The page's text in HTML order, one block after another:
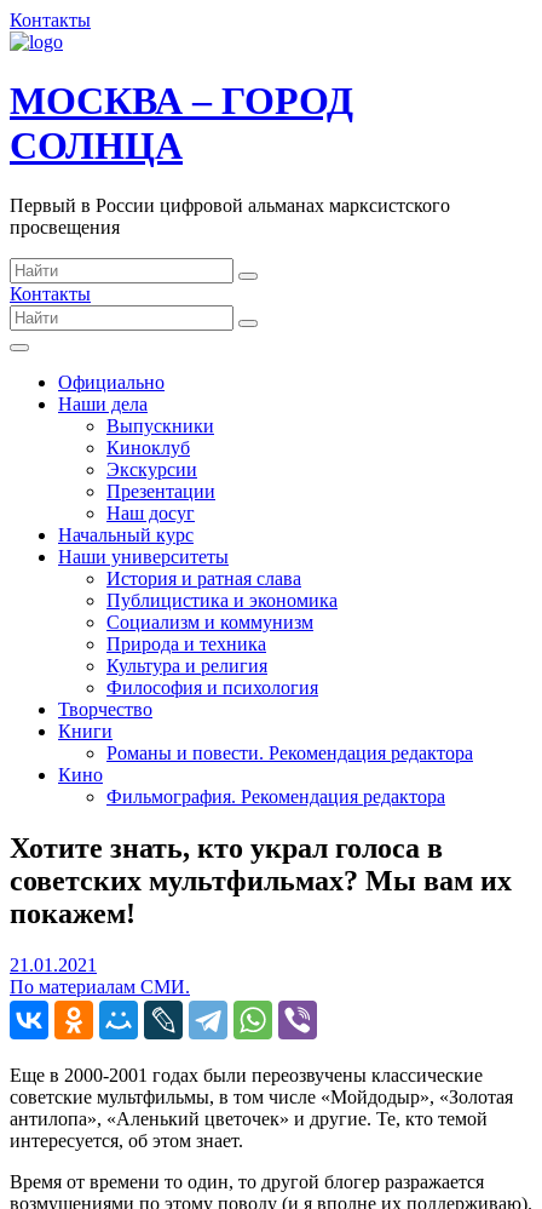
Контакты
МОСКВА – ГОРОД
СОЛНЦА
Первый в России цифровой альманах марксистского
просвещения
Контакты
Официально
Наши дела
Выпускники
Киноклуб
Экскурсии
Презентации
Наш досуг
Начальный курс
Наши университеты
История и ратная слава
Публицистика и экономика
Социализм и коммунизм
Природа и техника
Культура и религия
Философия и психология
Творчество
Книги
Романы и повести. Рекомендация редактора
Кино
Фильмография. Рекомендация редактора
Хотите знать, кто украл голоса в
советских мультфильмах? Мы вам их
покажем!
21.01.2021
По материалам СМИ.
Еще в 2000-2001 годах были переозвучены классические
советские мультфильмы, в том числе «Мойдодыр», «Золотая
антилопа», «Аленький цветочек» и другие. Те, кто темой
интересуется, об этом знает.
Время от времени то один, то другой блогер разражается
возмущениями по этому поводу (и я вполне их поддерживаю).